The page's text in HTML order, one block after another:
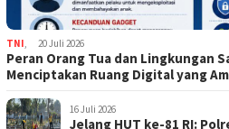
TNI, 20 Juli 2026
Peran Orang Tua dan Lingkungan
Menciptakan Ruang Digital yang
16 Juli 2026
Jelang HUT ke-81 RI: